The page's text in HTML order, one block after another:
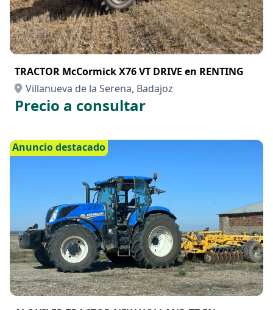
TRACTOR McCormick X76 VT DRIVE en RENTING
Villanueva de la Serena, Badajoz
Precio a consultar
Anuncio destacado